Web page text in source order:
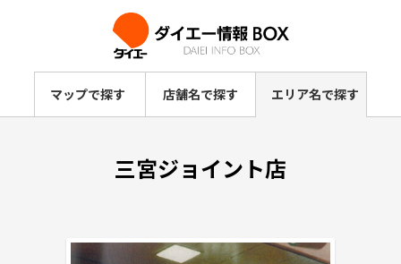
マップで探す 店舗名で探す エリア名で探す
三宮ジョイント店